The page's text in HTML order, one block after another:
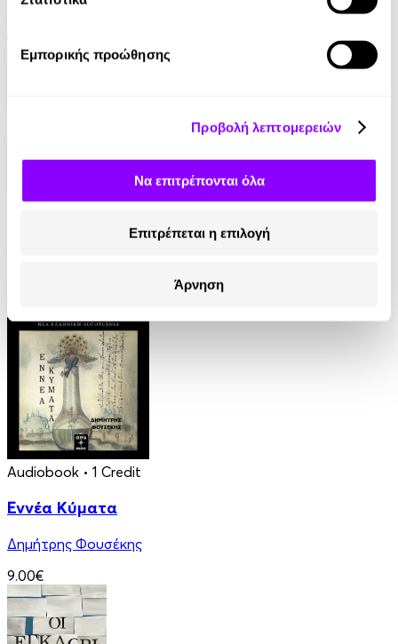
Εμπορικής προώθησης
Προβολή λεπτομερειών
Να επιτρέπονται όλα
Επιτρέπεται η επιλογή
Άρνηση
Μαίρη Κόντζογλου
eBook
Γαλάζια Αγελάδα
Audiobook • 1 Credit
Εννέα Κύματα
Δημήτρης Φουσέκης
9.00€